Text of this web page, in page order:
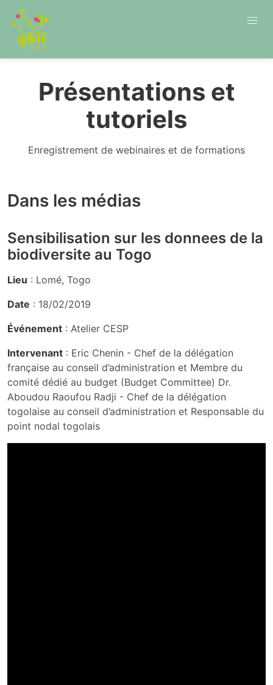
Présentations et
tutoriels
Enregistrement de webinaires et de formations
Dans les médias
Sensibilisation sur les donnees de la
biodiversite au Togo
Lieu : Lomé, Togo
Date : 18/02/2019
Événement : Atelier CESP
Intervenant : Eric Chenin - Chef de la délégation
française au conseil d’administration et Membre du
comité dédié au budget (Budget Committee) Dr.
Aboudou Raoufou Radji - Chef de la délégation
togolaise au conseil d’administration et Responsable du
point nodal togolais